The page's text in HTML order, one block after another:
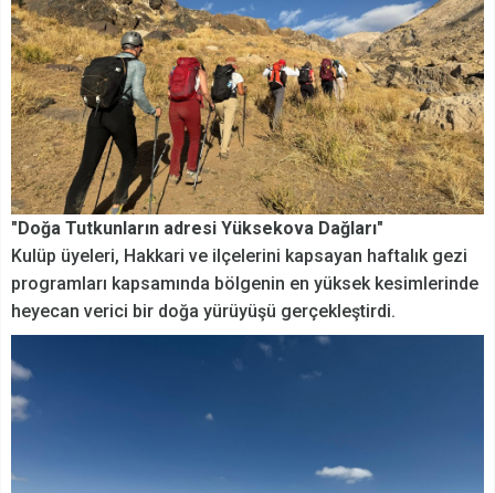
"Doğa Tutkunların adresi Yüksekova Dağları"
Kulüp üyeleri, Hakkari ve ilçelerini kapsayan haftalık gezi
programları kapsamında bölgenin en yüksek kesimlerinde
heyecan verici bir doğa yürüyüşü gerçekleştirdi.